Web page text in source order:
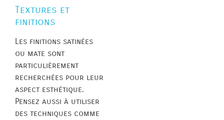
Textures et
finitions
Les finitions satinées
ou mate sont
particulièrement
recherchées pour leur
aspect esthétique.
Pensez aussi à utiliser
des techniques comme